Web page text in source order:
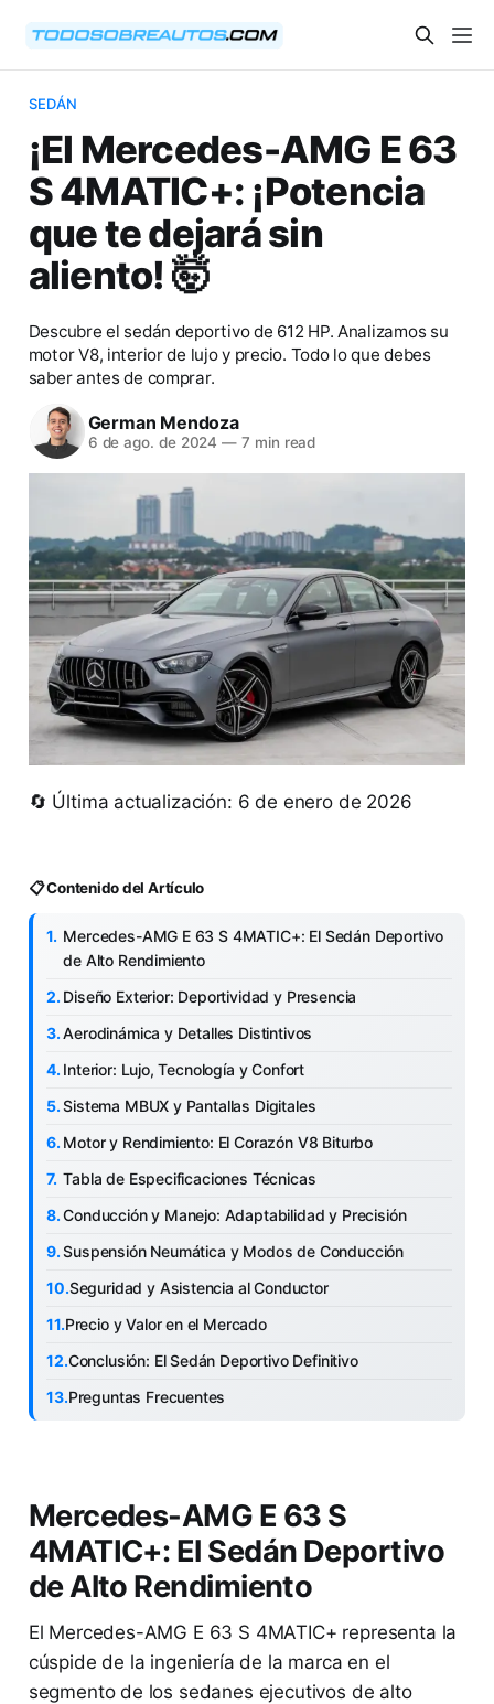
SEDÁN
¡El Mercedes-AMG E 63
S 4MATIC+: ¡Potencia
que te dejará sin
aliento! 🤯
Descubre el sedán deportivo de 612 HP. Analizamos su
motor V8, interior de lujo y precio. Todo lo que debes
saber antes de comprar.
German Mendoza
6 de ago. de 2024 — 7 min read
🔄 Última actualización: 6 de enero de 2026
📋 Contenido del Artículo
Mercedes-AMG E 63 S 4MATIC+: El Sedán Deportivo
de Alto Rendimiento
Diseño Exterior: Deportividad y Presencia
Aerodinámica y Detalles Distintivos
Interior: Lujo, Tecnología y Confort
Sistema MBUX y Pantallas Digitales
Motor y Rendimiento: El Corazón V8 Biturbo
Tabla de Especificaciones Técnicas
Conducción y Manejo: Adaptabilidad y Precisión
Suspensión Neumática y Modos de Conducción
Seguridad y Asistencia al Conductor
Precio y Valor en el Mercado
Conclusión: El Sedán Deportivo Definitivo
Preguntas Frecuentes
Mercedes-AMG E 63 S
4MATIC+: El Sedán Deportivo
de Alto Rendimiento
El Mercedes-AMG E 63 S 4MATIC+ representa la
cúspide de la ingeniería de la marca en el
segmento de los sedanes ejecutivos de alto